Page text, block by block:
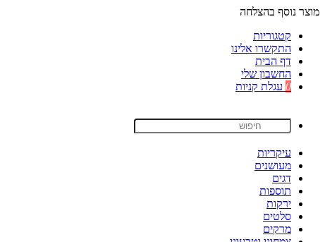
מוצר נוסף בהצלחה
קטגוריות
התקשרו אלינו
דף הבית
החשבון שלי
0 עגלת קניות
עיקריות
מעושנים
דגים
תוספות
ירקות
סלטים
מרקים